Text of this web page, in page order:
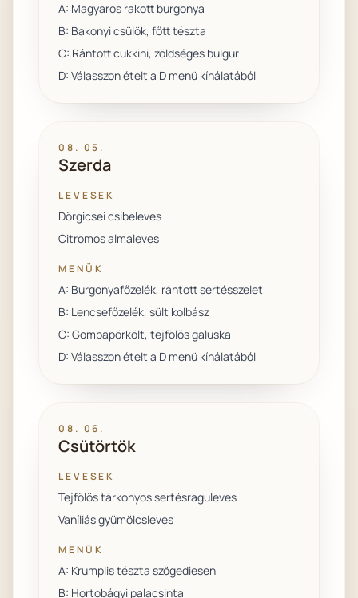
A: Magyaros rakott burgonya
B: Bakonyi csülök, főtt tészta
C: Rántott cukkini, zöldséges bulgur
D: Válasszon ételt a D menü kínálatából
08. 05.
Szerda
LEVESEK
Dörgicsei csibeleves
Citromos almaleves
MENÜK
A: Burgonyafőzelék, rántott sertésszelet
B: Lencsefőzelék, sült kolbász
C: Gombapörkölt, tejfölös galuska
D: Válasszon ételt a D menü kínálatából
08. 06.
Csütörtök
LEVESEK
Tejfölös tárkonyos sertésraguleves
Vaníliás gyümölcsleves
MENÜK
A: Krumplis tészta szögediesen
B: Hortobágyi palacsinta